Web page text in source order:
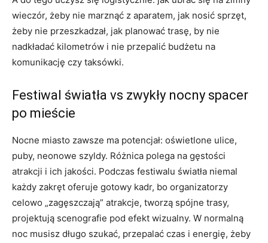
wieczór, żeby nie marznąć z aparatem, jak nosić sprzęt,
żeby nie przeszkadzał, jak planować trasę, by nie
nadkładać kilometrów i nie przepalić budżetu na
komunikację czy taksówki.
Festiwal światła vs zwykły nocny spacer
po mieście
Nocne miasto zawsze ma potencjał: oświetlone ulice,
puby, neonowe szyldy. Różnica polega na gęstości
atrakcji i ich jakości. Podczas festiwalu światła niemal
każdy zakręt oferuje gotowy kadr, bo organizatorzy
celowo „zagęszczają” atrakcje, tworzą spójne trasy,
projektują scenografie pod efekt wizualny. W normalną
noc musisz długo szukać, przepalać czas i energię, żeby